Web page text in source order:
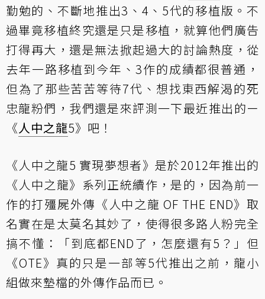
勤勉的、不斷地推出3、4、5代的移植版。不
過畢竟移植終究還是只是移植，就算他們廣告
打得再大，還是無法掀起過大的討論熱度，從
去年一路移植到今年、3作的成績都很普通，
但為了那些苦苦等待7代、想找東西解渴的死
忠龍粉們，我們還是來評測一下最近推出的ー
《人中之龍5》吧！
《人中之龍5 實現夢想者》是於2012年推出的
《人中之龍》系列正統續作，是的，因為前一
作的打殭屍外傳《人中之龍 OF THE END》取
名實在是太莫名其妙了，使得很多路人粉完全
搞不懂：「到底都END了，怎麼還有5？」但
《OTE》真的只是一部等5代推出之前，龍小
組做來墊檔的外傳作品而已。